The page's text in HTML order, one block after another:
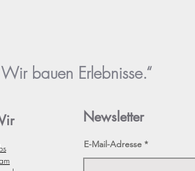
Wir bauen Erlebnisse.“
E-Mail-Adresse
Newsletter